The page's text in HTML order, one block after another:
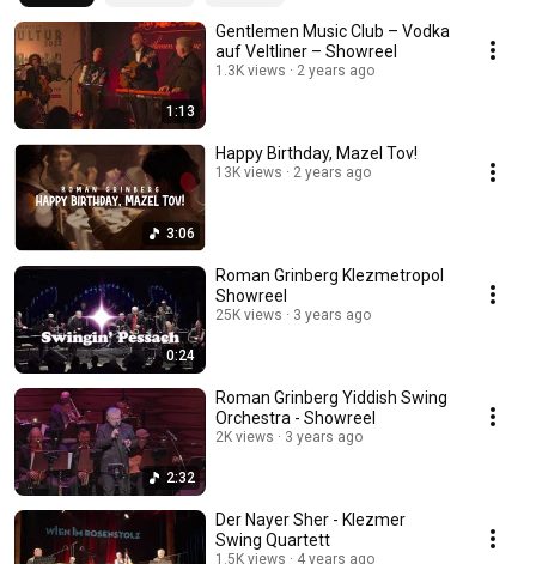
1:13
Gentlemen Music Club – Vodka
auf Veltliner – Showreel
1.3K views 2 years ago
3:06
Happy Birthday, Mazel Tov!
13K views 2 years ago
0:24
Roman Grinberg Klezmetropol
Showreel
25K views 3 years ago
2:32
Roman Grinberg Yiddish Swing
Orchestra - Showreel
2K views 3 years ago
Der Nayer Sher - Klezmer
Swing Quartett
1.5K views 4 years ago